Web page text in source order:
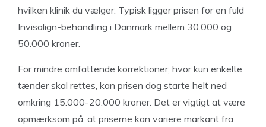
hvilken klinik du vælger. Typisk ligger prisen for en fuld
Invisalign-behandling i Danmark mellem 30.000 og
50.000 kroner.
For mindre omfattende korrektioner, hvor kun enkelte
tænder skal rettes, kan prisen dog starte helt ned
omkring 15.000-20.000 kroner. Det er vigtigt at være
opmærksom på, at priserne kan variere markant fra